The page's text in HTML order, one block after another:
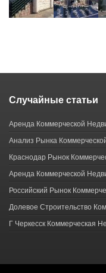
Случайные статьи
Аренда Коммерческой
Анализ Рынка
Краснодар Рынок
Аренда Коммерческой
Российский Рынок
Долевое Строительство
Г Черкесск Коммерческая